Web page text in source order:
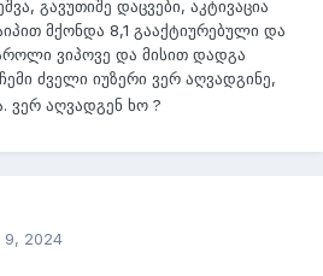
გავუთიშე დაცვები, აკტივაცია
მქონდა 8,1 გააქტიურებული და
ვიპოვე და მისით დადგა
ძველი იუზერი ვერ აღვადგინე,
ვერ აღვადგენ ხო ?
9, 2024